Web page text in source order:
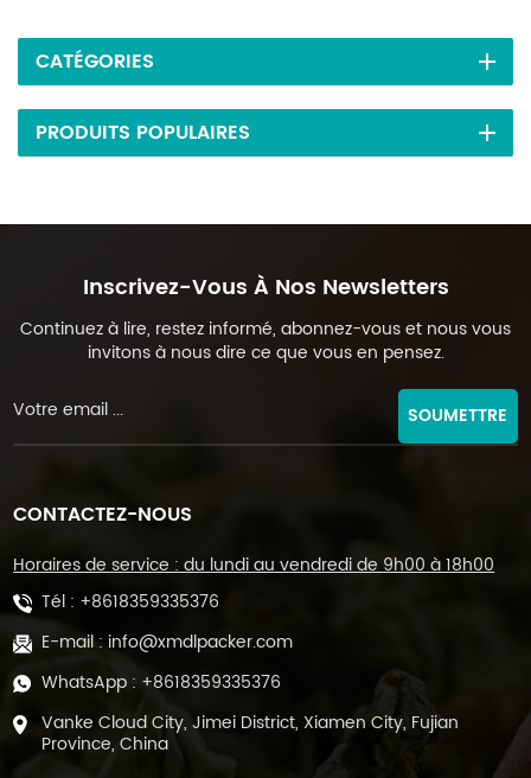
CATÉGORIES
PRODUITS POPULAIRES
Inscrivez-Vous À Nos Newsletters
Continuez à lire, restez informé, abonnez-vous et nous vous
invitons à nous dire ce que vous en pensez.
SOUMETTRE
CONTACTEZ-NOUS
Horaires de service : du lundi au vendredi de 9h00 à 18h00
Tél : +8618359335376
E-mail : info@xmdlpacker.com
WhatsApp : +8618359335376
Vanke Cloud City, Jimei District, Xiamen City, Fujian
Province, China